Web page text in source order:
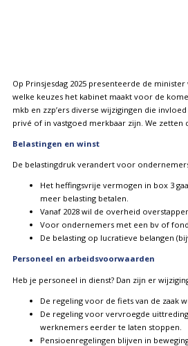
Op Prinsjesdag 2025 presenteerde de
welke keuzes het kabinet maakt voor de
mkb en zzp’ers diverse wijzigingen die
privé of in vastgoed merkbaar zijn. We
Belastingen en winst
De belastingdruk verandert voor
Het heffingsvrije vermogen in box 3
meer belasting betalen.
Vanaf 2028 wil de overheid
Voor ondernemers met een bv of
De belasting op lucratieve belangen
Personeel en arbeidsvoorwaarden
Heb je personeel in dienst? Dan zijn er
De regeling voor de fiets van de zaak
De regeling voor vervroegde
werknemers eerder te laten stoppen.
Pensioenregelingen blijven in